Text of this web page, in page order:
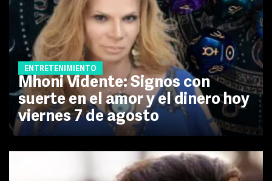
ENTRETENIMIENTO
Mhoni Vidente: Signos con
suerte en el amor y el dinero hoy
viernes 7 de agosto